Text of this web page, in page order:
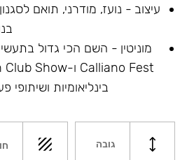
עיצוב - נועז, מודרני, תואם
בינליאומיות
גובה